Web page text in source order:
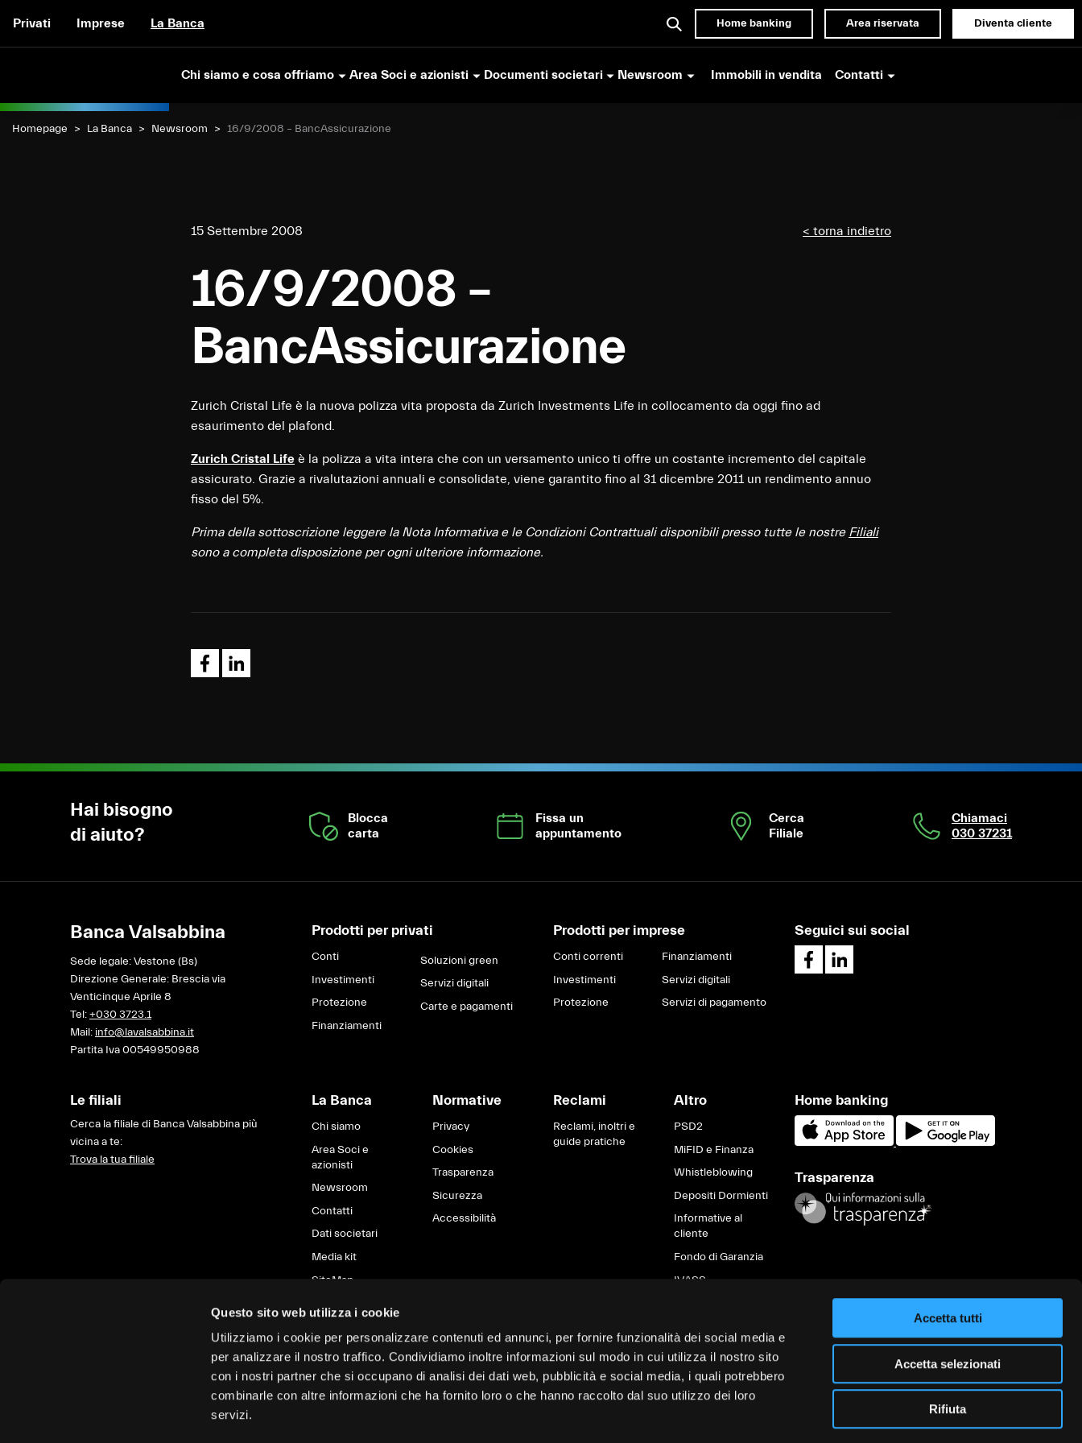
Questo sito web utilizza i cookie
Utilizziamo i cookie per personalizzare contenuti ed annunci, per fornire funzionalità dei social media e
per analizzare il nostro traffico. Condividiamo inoltre informazioni sul modo in cui utilizza il nostro sito
con i nostri partner che si occupano di analisi dei dati web, pubblicità e social media, i quali potrebbero
combinarle con altre informazioni che ha fornito loro o che hanno raccolto dal suo utilizzo dei loro
servizi.
Accetta tutti
Accetta selezionati
Rifiuta
Vai al contenuto
Privati Imprese La Banca Home banking Area riservata Diventa cliente
Chi siamo e cosa offriamo Area Soci e azionisti Documenti societari Newsroom Immobili in vendita Contatti
Homepage La Banca Newsroom Current:
16/9/2008 – BancAssicurazione
15 Settembre 2008 < torna indietro
16/9/2008 –
BancAssicurazione
Zurich Cristal Life è la nuova polizza vita proposta da Zurich Investments Life in collocamento da oggi fino ad
esaurimento del plafond.
Zurich Cristal Life è la polizza a vita intera che con un versamento unico ti offre un costante incremento del capitale
assicurato. Grazie a rivalutazioni annuali e consolidate, viene garantito fino al 31 dicembre 2011 un rendimento annuo
fisso del 5%.
Prima della sottoscrizione leggere la Nota Informativa e le Condizioni Contrattuali disponibili presso tutte le nostre Filiali
sono a completa disposizione per ogni ulteriore informazione.
Hai bisogno
di aiuto?
Blocca
carta
Fissa un
appuntamento
Cerca
Filiale
Chiamaci
030 37231
Banca Valsabbina
Sede legale: Vestone (Bs)
Direzione Generale: Brescia via
Venticinque Aprile 8
Tel:+030 3723.1
Mail: info@lavalsabbina.it
Partita Iva 00549950988
Prodotti per privati
Conti
Investimenti
Protezione
Finanziamenti
Soluzioni green
Servizi digitali
Carte e pagamenti
Prodotti per imprese
Conti correnti
Investimenti
Protezione
Finanziamenti
Servizi digitali
Servizi di pagamento
Seguici sui social
Le filiali
Cerca la filiale di Banca Valsabbina più
vicina a te:
Trova la tua filiale
La Banca
Chi siamo
Area Soci e
azionisti
Newsroom
Contatti
Dati societari
Media kit
SiteMap
Normative
Privacy
Cookies
Trasparenza
Sicurezza
Accessibilità
Reclami
Reclami, inoltri e
guide pratiche
Altro
PSD2
MiFID e Finanza
Whistleblowing
Depositi Dormienti
Informative al
cliente
Fondo di Garanzia
IVASS
sostenibilità nel
settore dei servizi
finanziari
Garanzie appalti
Home banking
Trasparenza